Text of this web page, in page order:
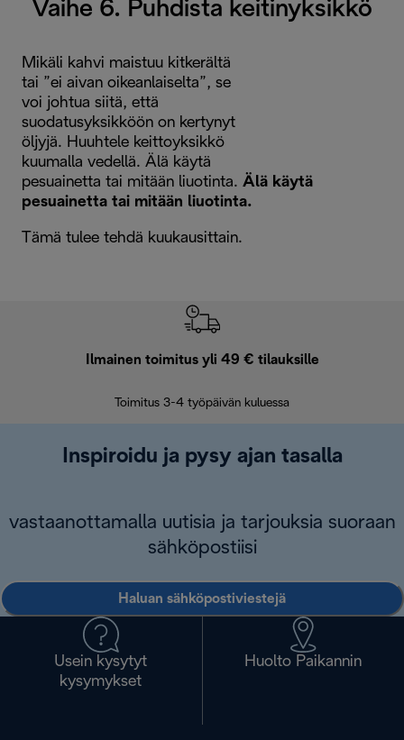
Vaihe 6. Puhdista keitinyksikkö
Mikäli kahvi maistuu kitkerältä
tai ”ei aivan oikeanlaiselta”, se
voi johtua siitä, että
suodatusyksikköön on kertynyt
öljyjä. Huuhtele keittoyksikkö
kuumalla vedellä. Älä käytä
pesuainetta tai mitään liuotinta. Älä käytä
pesuainetta tai mitään liuotinta.
Tämä tulee tehdä kuukausittain.
Ilmainen toimitus yli 49 € tilauksille
Toimitus 3-4 työpäivän kuluessa
Inspiroidu ja pysy ajan tasalla
vastaanottamalla uutisia ja tarjouksia suoraan
sähköpostiisi
Haluan sähköpostiviestejä
Usein kysytyt
kysymykset
Huolto Paikannin